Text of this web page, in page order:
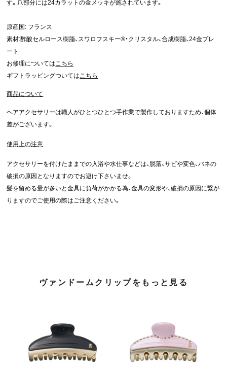
す。爪部分には24カラットの金メッキが施されています。
原産国: フランス
素材:酢酸セルロース樹脂、スワロフスキー®・クリスタル、合成樹脂、24金プレ
ート
お修理についてはこちら
ギフトラッピングついてはこちら
商品について
ヘアアクセサリーは職人がひとつひとつ手作業で製作しておりますため、個体
差がございます。
使用上の注意
アクセサリーを付けたままでの入浴や水仕事などは、脱落、サビや変色、バネの
破損の原因となりますのでお避け下さいませ。
髪を留める量が多いと金具に負荷がかかる為、金具の変形や、破損の原因に繋が
りますのでご使用の際はご注意ください。
ヴァンドームクリップをもっと見る